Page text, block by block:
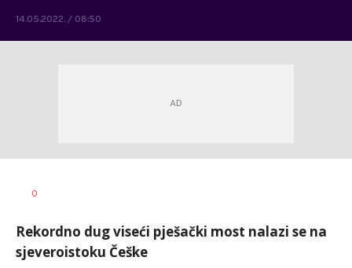
14.05.2022. / 08:50
AUTOR
0
Rekordno dug viseći pješački most nalazi se na
sjeveroistoku Češke